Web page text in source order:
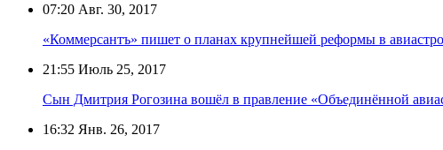
07:20 Авг. 30, 2017
«Коммерсантъ» пишет о планах крупнейшей реформы в
21:55 Июль 25, 2017
Сын Дмитрия Рогозина вошёл в правление «Объединённой
16:32 Янв. 26, 2017